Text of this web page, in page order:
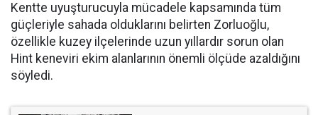
Kentte uyuşturucuyla mücadele kapsamında tüm
güçleriyle sahada olduklarını belirten Zorluoğlu,
özellikle kuzey ilçelerinde uzun yıllardır sorun olan
Hint keneviri ekim alanlarının önemli ölçüde azaldığını
söyledi.